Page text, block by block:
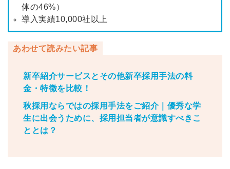
体の46%）
導入実績10,000社以上
あわせて読みたい記事
新卒紹介サービスとその他新卒採用手法の料
金・特徴を比較！
秋採用ならではの採用手法をご紹介｜優秀な学
生に出会うために、採用担当者が意識すべきこ
ととは？